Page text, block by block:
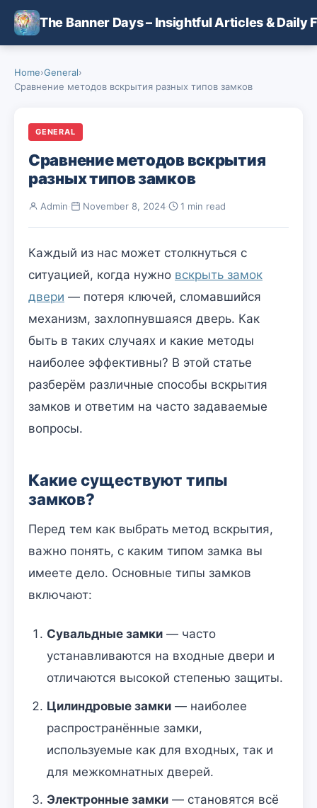
Skip to main content
The Banner Days – Insightful Articles & Daily
Home›General›
Сравнение методов вскрытия разных типов замков
GENERAL
Сравнение методов вскрытия
разных типов замков
Admin November 8, 2024 1 min read
Каждый из нас может столкнуться с
ситуацией, когда нужно вскрыть замок
двери — потеря ключей, сломавшийся
механизм, захлопнувшаяся дверь. Как
быть в таких случаях и какие методы
наиболее эффективны? В этой статье
разберём различные способы вскрытия
замков и ответим на часто задаваемые
вопросы.
Какие существуют типы
замков?
Перед тем как выбрать метод вскрытия,
важно понять, с каким типом замка вы
имеете дело. Основные типы замков
включают:
Сувальдные замки— часто
устанавливаются на входные двери и
отличаются высокой степенью защиты.
Цилиндровые замки— наиболее
распространённые замки,
используемые как для входных, так и
для межкомнатных дверей.
Электронные замки— становятся всё